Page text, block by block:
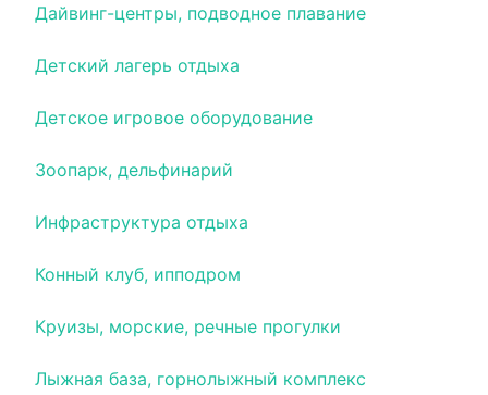
Дайвинг-центры, подводное плавание
Детский лагерь отдыха
Детское игровое оборудование
Зоопарк, дельфинарий
Инфраструктура отдыха
Конный клуб, ипподром
Круизы, морские, речные прогулки
Лыжная база, горнолыжный комплекс